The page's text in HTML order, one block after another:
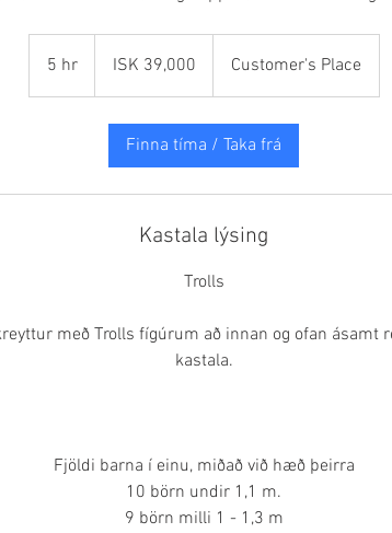
5 hr5
h
krónurISK 39,000 Customer's Place
Finna tíma / Taka frá
Kastala lýsing
Trolls
með Trolls fígúrum að innan og ofan ásamt
kastala.
Fjöldi barna í einu, miðað við hæð þeirra
10 börn undir 1,1 m.
9 börn milli 1 - 1,3 m